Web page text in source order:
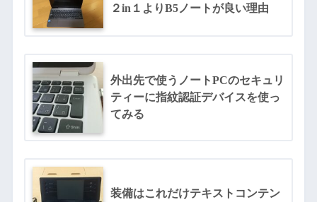
２in１よりB5ノートが良い理由
外出先で使うノートPCのセキュリ
ティーに指紋認証デバイスを使っ
てみる
装備はこれだけテキストコンテン